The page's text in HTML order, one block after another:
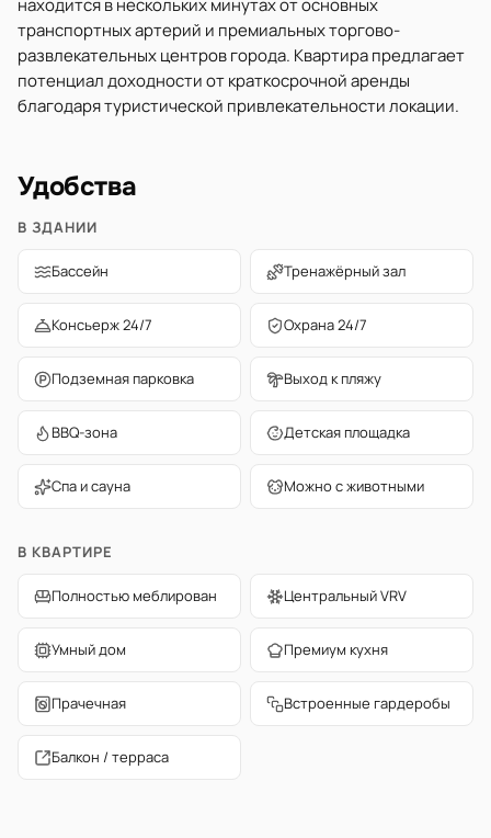
находится в нескольких минутах от основных
транспортных артерий и премиальных торгово-
развлекательных центров города. Квартира предлагает
потенциал доходности от краткосрочной аренды
благодаря туристической привлекательности локации.
Удобства
В ЗДАНИИ
Бассейн Тренажёрный зал
Консьерж 24/7 Охрана 24/7
Подземная парковка Выход к пляжу
BBQ-зона Детская площадка
Спа и сауна Можно с животными
В КВАРТИРЕ
Полностью меблирован Центральный VRV
Умный дом Премиум кухня
Прачечная Встроенные гардеробы
Балкон / терраса